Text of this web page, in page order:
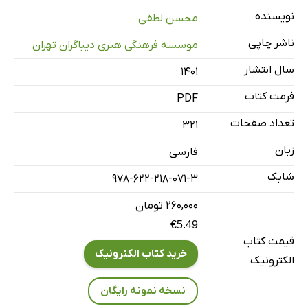
فصل 6: پرسش‌های چهارگزینه‌ای آزمون‌های سراسری
نویسنده
محسن لطفی
ناشر چاپی
موسسه فرهنگی هنری دیباگران تهران
سال انتشار
۱۴۰۱
فرمت کتاب
PDF
تعداد صفحات
321
زبان
فارسی
شابک
978-622-218-071-3
قیمت کتاب
الکترونیک
۲۶۰,۰۰۰ تومان
€5.49
خرید کتاب الکترونیک
نسخه نمونه رایگان